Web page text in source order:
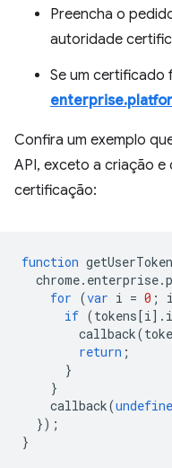
Preencha o
autoridade
Se um
Confira um exemplo
API, exceto a criação
certificação:
function getUserToken
chrome. enterprise.
for (var i = 0 ; i
if (tokens[i].
callback(
return ;
}
}
callback(
});
}